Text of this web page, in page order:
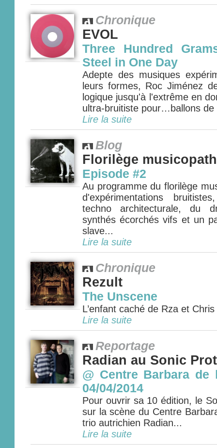
Chronique
EVOL
Three Hundred
Steel in One Day
Adepte des musiques
leurs formes, Roc Jiménez
logique jusqu'à l'extrême en
ultra-bruitiste pour…ballons de
Lire la suite
Blog
Florilège
Episode #2
Au programme du florilège
d'expérimentations
techno architecturale, du
synthés écorchés vifs et un
slave...
Lire la suite
Chronique
Rezult
The Unscene
L’enfant caché de Rza et
Lire la suite
Reportage
Radian au Sonic
@ Centre Barbara de
04/04/2014
Pour ouvrir sa 10 édition, le
sur la scène du Centre
trio autrichien Radian...
Lire la suite